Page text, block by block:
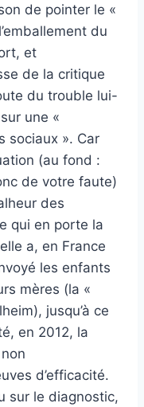
de pointer le «
du
et
de la critique
du trouble lui-
une «
sociaux ». Car
(au fond :
de votre faute)
des
qui en porte la
a, en France
les enfants
mères (la «
jusqu’à ce
en 2012, la
d’efficacité.
sur le diagnostic,